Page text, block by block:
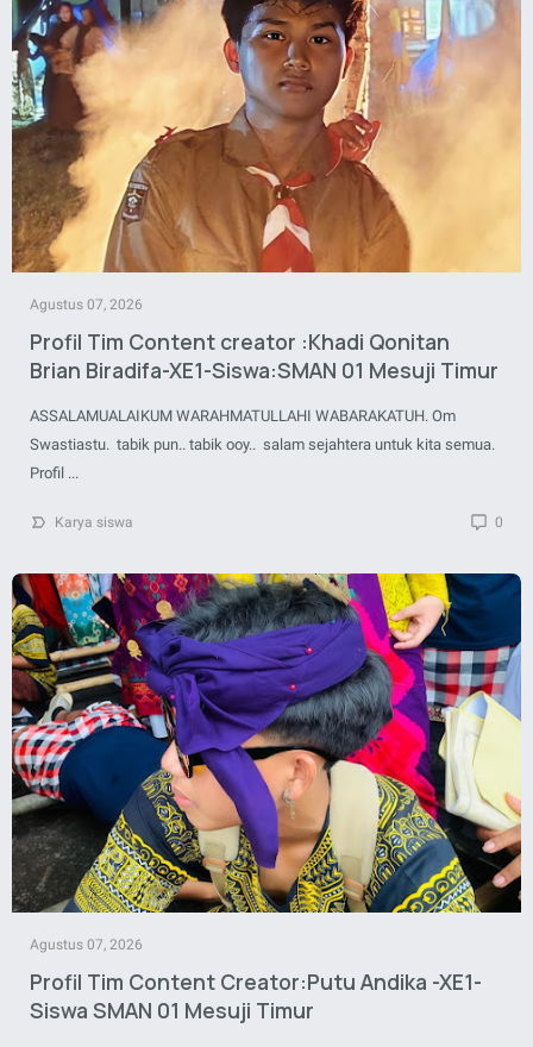
Agustus 07, 2026
Profil Tim Content creator :Khadi Qonitan
Brian Biradifa-XE1-Siswa:SMAN 01 Mesuji Timur
ASSALAMUALAIKUM WARAHMATULLAHI WABARAKATUH. Om
Swastiastu. tabik pun.. tabik ooy.. salam sejahtera untuk kita semua.
Profil ...
Karya siswa 0
Agustus 07, 2026
Profil Tim Content Creator:Putu Andika -XE1-
Siswa SMAN 01 Mesuji Timur